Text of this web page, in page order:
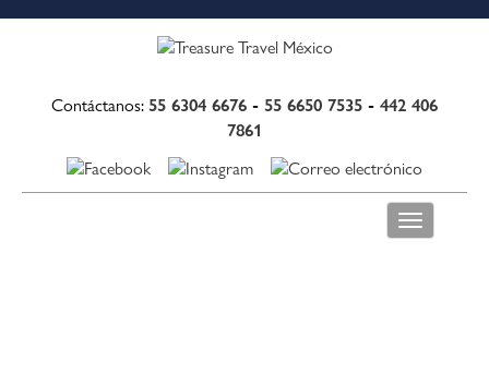
Contáctanos: 55 6304 6676 - 55 6650 7535 - 442 406
7861
Toggle
navigation